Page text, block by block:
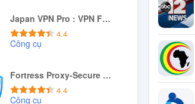
Japan VPN Pro : VPN For Japan
4.4
Công cụ
Download APK Fortress Proxy-Secure VPN
4.4
Công cụ